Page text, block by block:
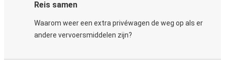
Reis samen
Waarom weer een extra privéwagen de weg op als er
andere vervoersmiddelen zijn?